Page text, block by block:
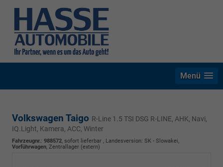
Menü
Volkswagen Taigo R-Line 1.5 TSI DSG R-LINE, AHK, Navi,
IQ.Light, Kamera, ACC, Winter
Fahrzeugnr.: 988572, sofort lieferbar , Landesversion: SK - Slowakei,
Vorführwagen, Zentrallager (extern)